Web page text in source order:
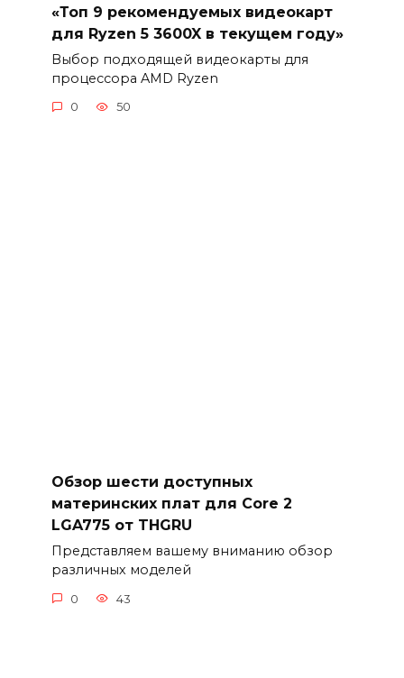
«Топ 9 рекомендуемых видеокарт
для Ryzen 5 3600X в текущем году»
Выбор подходящей видеокарты для
процессора AMD Ryzen
0 50
Обзор шести доступных
материнских плат для Core 2
LGA775 от THGRU
Представляем вашему вниманию обзор
различных моделей
0 43